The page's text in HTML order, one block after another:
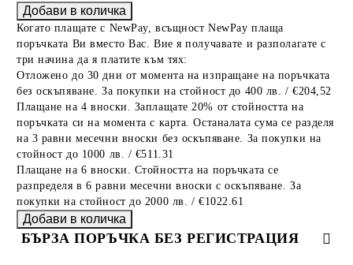
Когато плащате с NewPay, всъщност NewPay плаща
поръчката Ви вместо Вас. Вие я получавате и разполагате с
три начина да я платите към тях:
Отложено до 30 дни от момента на изпращане на поръчката
без оскъпяване. За покупки на стойност до 400 лв. / €204,52
Плащане на 4 вноски. Заплащате 20% от стойността на
поръчката си на момента с карта. Останалата сума се разделя
на 3 равни месечни вноски без оскъпяване. За покупки на
стойност до 1000 лв. / €511.31
Плащане на 6 вноски. Стойността на поръчката се
разпределя в 6 равни месечни вноски с оскъпяване. За
покупки на стойност до 2000 лв. / €1022.61
БЪРЗА ПОРЪЧКА БЕЗ РЕГИСТРАЦИЯ